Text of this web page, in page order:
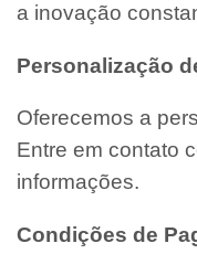
a inovação
Personalização
Oferecemos a
Entre em contato
informações.
Condições de